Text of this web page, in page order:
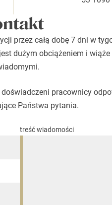
przez całą dobę 7 dni w
dużym obciążeniem i
pracownicy
Państwa pytania.
treść wiadomości